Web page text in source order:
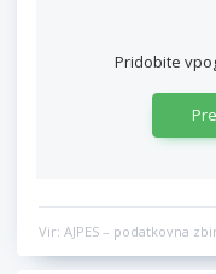
Pridobite
Vir: AJPES – podatkovna